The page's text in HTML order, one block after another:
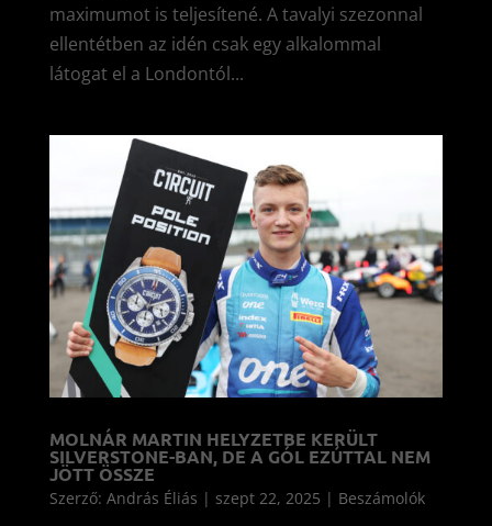
maximumot is teljesítené. A tavalyi szezonnal
ellentétben az idén csak egy alkalommal
látogat el a Londontól...
MOLNÁR MARTIN HELYZETBE KERÜLT
SILVERSTONE-BAN, DE A GÓL EZÚTTAL NEM
JÖTT ÖSSZE
Szerző: András Éliás | szept 22, 2025 | Beszámolók